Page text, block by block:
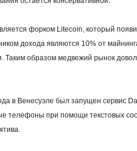
форком Litecoin, который
дохода являются 10% от
образом медвежий рынок
в Венесуэле был запущен сервис
телефоны при помощи текстовых